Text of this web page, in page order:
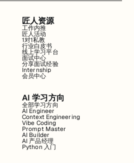
匠人资源
工作内推
匠人活动
1对1私教
行业白皮书
线上学习平台
面试中心
分享面试经验
Internship
会员中心
AI 学习方向
全部学习方向
AI Engineer
Context Engineering
Vibe Coding
Prompt Master
AI Builder
AI 产品经理
Python 入门